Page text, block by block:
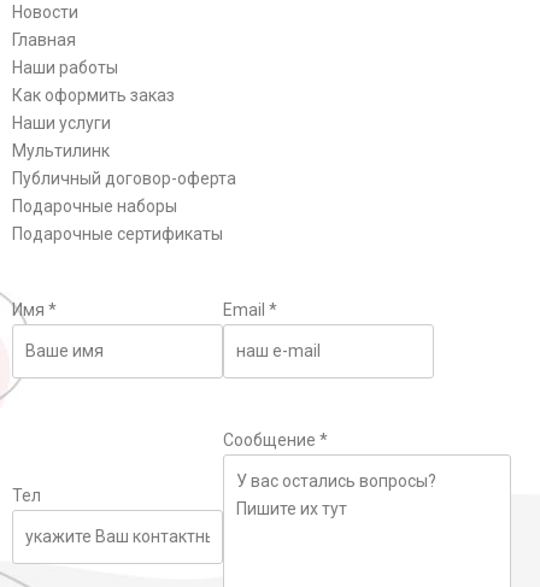
Новости
Главная
Наши работы
Как оформить заказ
Наши услуги
Мультилинк
Публичный договор-оферта
Подарочные наборы
Подарочные сертификаты
Имя * Email *
Тел
Сообщение *